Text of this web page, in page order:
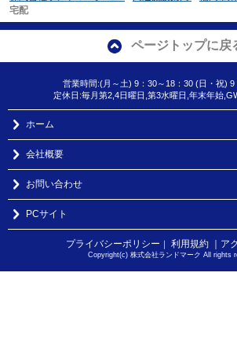
宅配
ページトップに戻
営業時間:(月～土) 9：30～18：30 (日・祝) 9
定休日:毎月第2,4日曜日,第3水曜日,年末年始
ホーム
会社概要
お問い合わせ
PCサイト
プライバシーポリシー ｜ 利用規約 ｜ア
Copyright(c) 株式会社ランドマーク All rights